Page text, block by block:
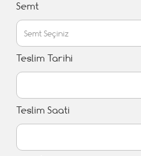
Semt
Teslim Tarihi
Teslim Saati